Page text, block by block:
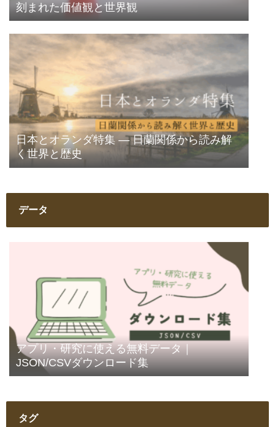
刻まれた価値観と世界観
日本とオランダ特集 ― 日蘭関係から読み解
く世界と歴史
データ
アプリ・研究に使える無料データ｜
JSON/CSVダウンロード集
タグ